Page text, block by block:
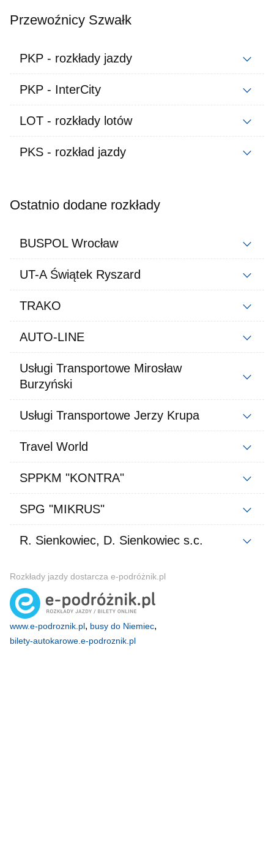
Przewoźnicy Szwałk
PKP - rozkłady jazdy
PKP - InterCity
LOT - rozkłady lotów
PKS - rozkład jazdy
Ostatnio dodane rozkłady
BUSPOL Wrocław
UT-A Świątek Ryszard
TRAKO
AUTO-LINE
Usługi Transportowe Mirosław
Burzyński
Usługi Transportowe Jerzy Krupa
Travel World
SPPKM "KONTRA"
SPG "MIKRUS"
R. Sienkowiec, D. Sienkowiec s.c.
Rozkłady jazdy dostarcza e-podróżnik.pl
www.e-podroznik.pl, busy do Niemiec,
bilety-autokarowe.e-podroznik.pl